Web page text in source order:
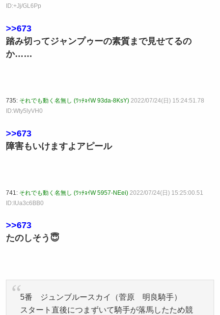
ID:+Jj/GL6Pp
>>673
踏み切ってジャンプゥーの素質まで見せてるの
か……
735: それでも動く名無し (ﾜｯﾁｮｲW 93da-8KsY) 2022/07/24(日) 15:24:51.78
ID:Wty5lyVH0
>>673
障害もいけますよアピール
741: それでも動く名無し (ﾜｯﾁｮｲW 5957-NEei) 2022/07/24(日) 15:25:00.51
ID:IUa3c6BB0
>>673
たのしそう😇
5番 ジュンブルースカイ（菅原 明良騎手）
スタート直後につまずいて騎手が落馬したため競